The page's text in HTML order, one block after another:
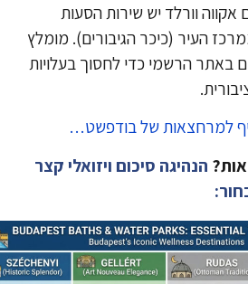
וורלד יש שירות הסעות
(כיכר הגיבורים). מומלץ
הרשמי כדי לחסוך בעלויות
של בודפשט…
הנהיגה סיכום ויזואלי קצר